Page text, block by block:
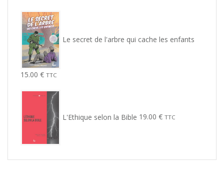
Le secret de l'arbre qui cache les enfants
15.00 € TTC
L'Ethique selon la Bible 19.00 € TTC